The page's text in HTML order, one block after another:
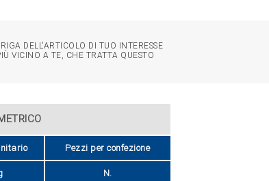
DELL'ARTICOLO DI TUO INTERESSE
VICINO A TE, CHE TRATTA QUESTO
Pezzi per confezione
N.